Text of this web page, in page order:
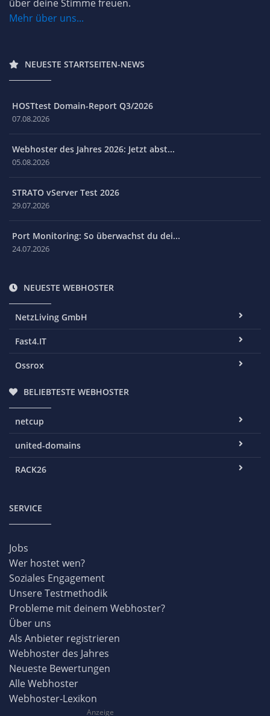
über deine Stimme freuen.
Mehr über uns...
NEUESTE STARTSEITEN-NEWS
HOSTtest Domain-Report Q3/2026
07.08.2026
Webhoster des Jahres 2026: Jetzt abst...
05.08.2026
STRATO vServer Test 2026
29.07.2026
Port Monitoring: So überwachst du dei...
24.07.2026
NEUESTE WEBHOSTER
NetzLiving GmbH
Fast4.IT
Ossrox
BELIEBTESTE WEBHOSTER
netcup
united-domains
RACK26
SERVICE
Jobs
Wer hostet wen?
Soziales Engagement
Unsere Testmethodik
Probleme mit deinem Webhoster?
Über uns
Als Anbieter registrieren
Webhoster des Jahres
Neueste Bewertungen
Alle Webhoster
Webhoster-Lexikon
Anzeige